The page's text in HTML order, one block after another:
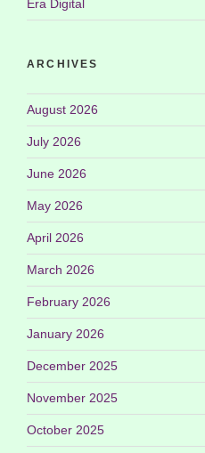
Era Digital
ARCHIVES
August 2026
July 2026
June 2026
May 2026
April 2026
March 2026
February 2026
January 2026
December 2025
November 2025
October 2025